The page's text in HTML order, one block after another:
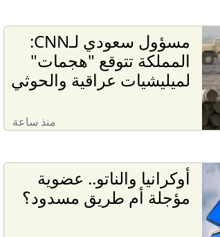
مسؤول سعودي لـCNN:
المملكة تتوقع "هجمات"
لميليشيات عراقية والحوثي
منذ ساعة
أوكرانيا والناتو.. عضوية
مؤجلة أم طريق مسدود؟